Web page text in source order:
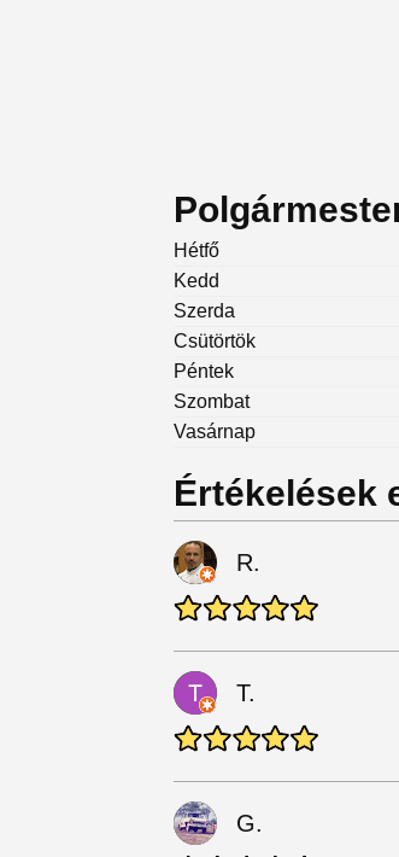
Hétfő
Kedd
Szerda
Csütörtök
Péntek
Szombat
Vasárnap
Értékelések
R.
T.
G.